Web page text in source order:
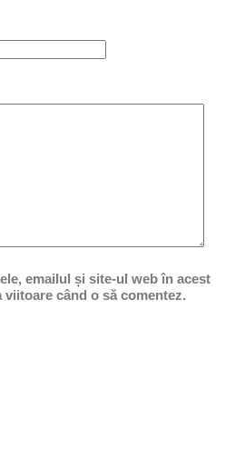
emailul și site-ul web în acest
când o să comentez.